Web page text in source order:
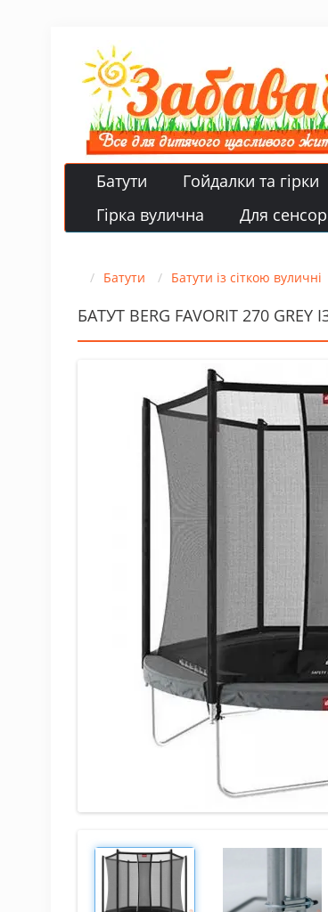
Батути Гойдалки та гірки
Гірка вулична
Для
Батути Батути із сіткою вуличні
БАТУТ BERG FAVORIT 270